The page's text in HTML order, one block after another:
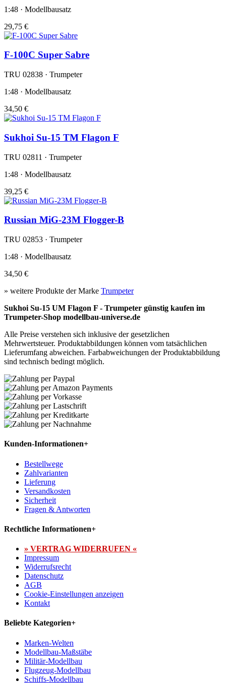
1:48 · Modellbausatz
29,75 €
F-100C Super Sabre
TRU 02838 · Trumpeter
1:48 · Modellbausatz
34,50 €
Sukhoi Su-15 TM Flagon F
TRU 02811 · Trumpeter
1:48 · Modellbausatz
39,25 €
Russian MiG-23M Flogger-B
TRU 02853 · Trumpeter
1:48 · Modellbausatz
34,50 €
» weitere Produkte der Marke Trumpeter
Sukhoi Su-15 UM Flagon F - Trumpeter günstig kaufen im
Trumpeter-Shop modellbau-universe.de
Alle Preise verstehen sich inklusive der gesetzlichen
Mehrwertsteuer. Produktabbildungen können vom tatsächlichen
Lieferumfang abweichen. Farbabweichungen der Produktabbildung
sind technisch bedingt möglich.
Kunden-Informationen+
Bestellwege
Zahlvarianten
Lieferung
Versandkosten
Sicherheit
Fragen & Antworten
Rechtliche Informationen+
» VERTRAG WIDERRUFEN «
Impressum
Widerrufsrecht
Datenschutz
AGB
Cookie-Einstellungen anzeigen
Kontakt
Beliebte Kategorien+
Marken-Welten
Modellbau-Maßstäbe
Militär-Modellbau
Flugzeug-Modellbau
Schiffs-Modellbau